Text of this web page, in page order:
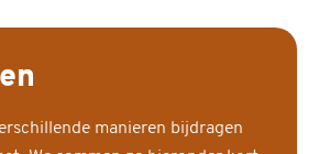
manieren bijdragen